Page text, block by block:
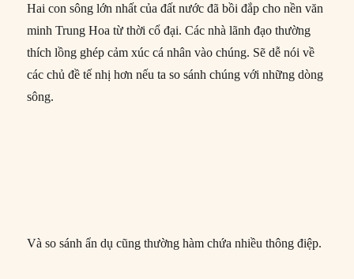
Hai con sông lớn nhất của đất nước đã bồi đắp cho nền văn
minh Trung Hoa từ thời cổ đại. Các nhà lãnh đạo thường
thích lồng ghép cảm xúc cá nhân vào chúng. Sẽ dễ nói về
các chủ đề tế nhị hơn nếu ta so sánh chúng với những dòng
sông.
Và so sánh ẩn dụ cũng thường hàm chứa nhiều thông điệp.